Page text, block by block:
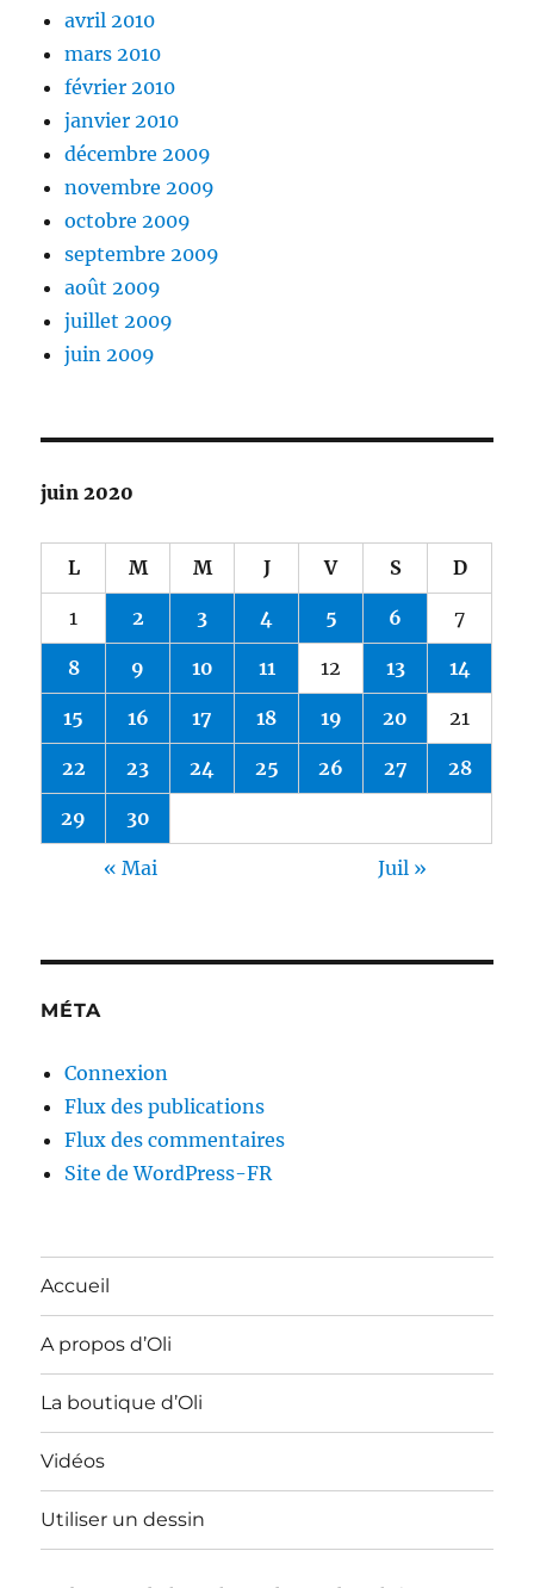
avril 2010
mars 2010
février 2010
janvier 2010
décembre 2009
novembre 2009
octobre 2009
septembre 2009
août 2009
juillet 2009
juin 2009
juin 2020
L M M J V S D
1 2 3 4 5 6 7
8 9 10 11 12 13 14
15 16 17 18 19 20 21
22 23 24 25 26 27 28
29 30
« Mai Juil »
MÉTA
Connexion
Flux des publications
Flux des commentaires
Site de WordPress-FR
Accueil
A propos d’Oli
La boutique d’Oli
Vidéos
Utiliser un dessin